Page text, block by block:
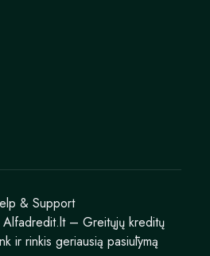
– Greitųjų kreditų
ir rinkis geriausią pasiūlymą
& Support